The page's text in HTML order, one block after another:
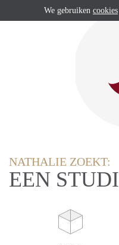
NATHALIE ZOEKT:
EEN
We gebruiken cookies